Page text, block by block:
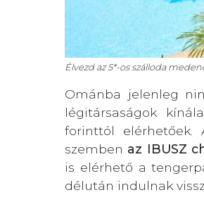
Élvezd az 5*-os szálloda
Ománba jelenleg
légitársaságok
forinttól
szemben az IBUSZ
is elérhető a
délután indulnak